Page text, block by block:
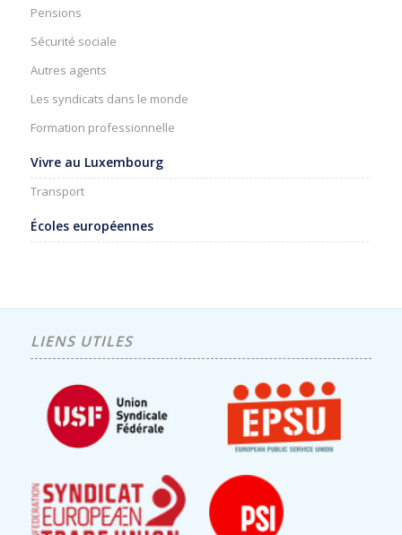
Pensions
Sécurité sociale
Autres agents
Les syndicats dans le monde
Formation professionnelle
Vivre au Luxembourg
Transport
Écoles européennes
LIENS UTILES